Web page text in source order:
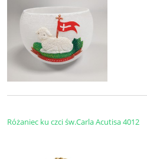
Różaniec ku czci św.Carla Acutisa 4012